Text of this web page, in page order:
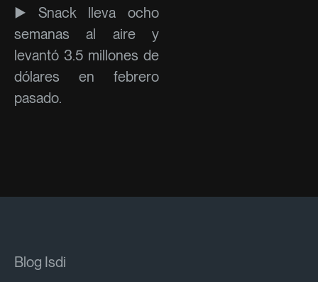
► Snack lleva ocho
semanas al aire y
levantó 3.5 millones de
dólares en febrero
pasado.
Blog Isdi